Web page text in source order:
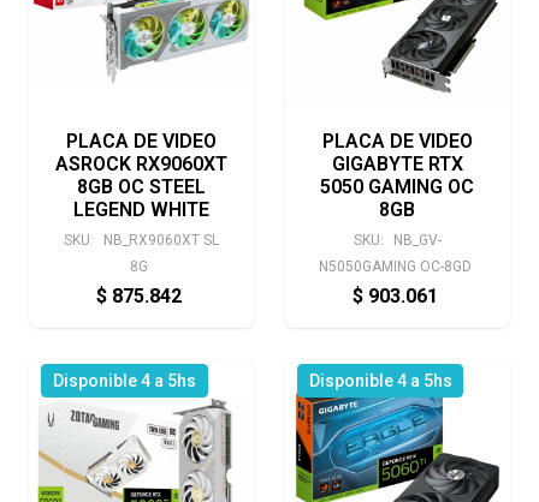
PLACA DE VIDEO
ASROCK RX9060XT
8GB OC STEEL
LEGEND WHITE
SKU:
NB_RX9060XT SL
8G
$ 875.842
PLACA DE VIDEO
GIGABYTE RTX
5050 GAMING OC
8GB
SKU:
NB_GV-
N5050GAMING OC-8GD
$ 903.061
Disponible 4 a 5hs Disponible 4 a 5hs